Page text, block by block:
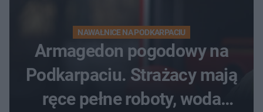
NAWAŁNICE NA PODKARPACIU
Armagedon pogodowy na
Podkarpaciu. Strażacy mają
ręce pełne roboty, woda